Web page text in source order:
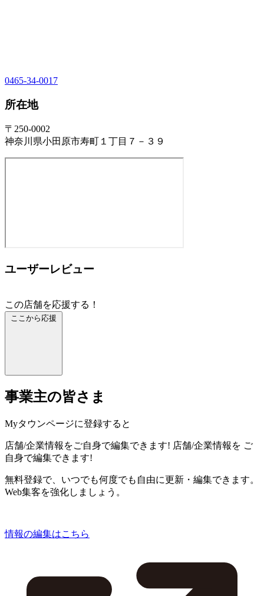
0465-34-0017
所在地
〒250-0002
神奈川県小田原市寿町１丁目７－３９
ユーザーレビュー
この店舗を応援する！
ここから応援
事業主の皆さま
Myタウンページに登録すると
店舗/企業情報をご自身で編集できます! 店舗/企業情報を ご
自身で編集できます!
無料登録で、いつでも何度でも自由に更新・編集できます。
Web集客を強化しましょう。
情報の編集はこちら